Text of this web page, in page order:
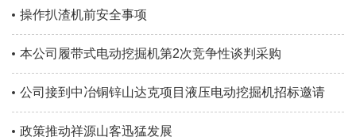
操作扒渣机前安全事项
本公司履带式电动挖掘机第2次竞争性谈判采购
公司接到中冶铜锌山达克项目液压电动挖掘机招标邀请
政策推动祥源山客迅猛发展